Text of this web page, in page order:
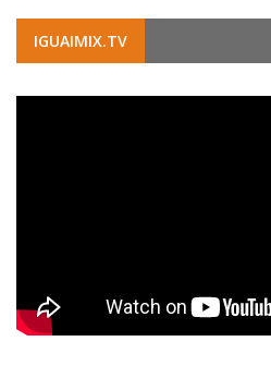
IGUAIMIX.TV